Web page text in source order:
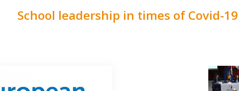
School leadership in times of Covid-19